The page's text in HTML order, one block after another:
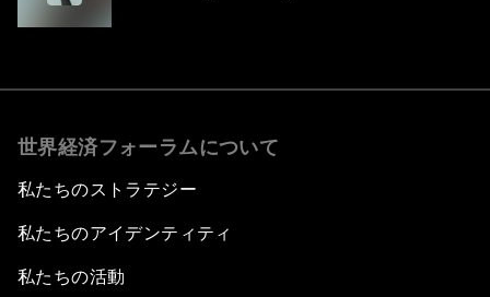
世界経済フォーラムについて
私たちのストラテジー
私たちのアイデンティティ
私たちの活動